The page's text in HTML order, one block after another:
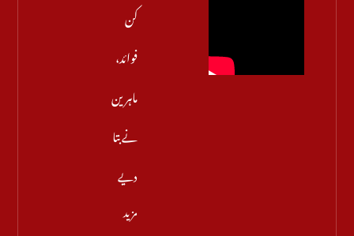
کن
فوائد،
ماہرین
نے بتا
دیے
مزید